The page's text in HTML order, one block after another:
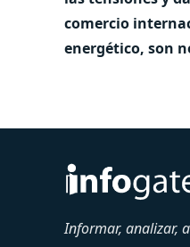
comercio
energético, son
Informar, analizar,